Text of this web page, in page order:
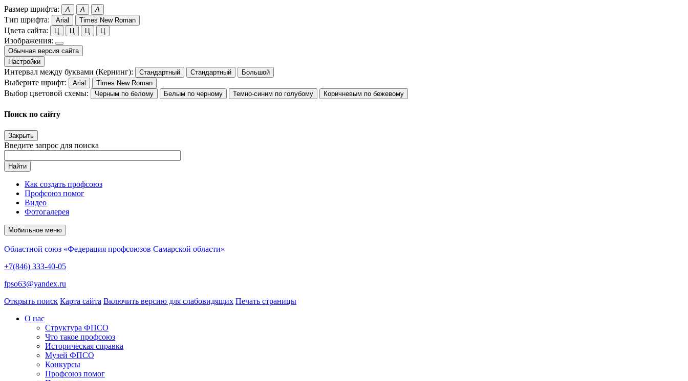
Размер шрифта: A A A
Тип шрифта: Arial Times New Roman
Цвета сайта: Ц Ц Ц Ц
Изображения:
Обычная версия сайта
Настройки
Интервал между буквами (Кернинг): Стандартный Стандартный Большой
Выберите шрифт: Arial Times New Roman
Выбор цветовой схемы: Черным по белому Белым по черному Темно-синим по голубому Коричневым по бежевому
Поиск по сайту
Закрыть
Введите запрос для поиска
Найти
Как создать профсоюз
Профсоюз помог
Видео
Фотогалерея
Мобильное меню
Областной союз «Федерация профсоюзов Самарской области»
+7(846) 333-40-05
fpso63@yandex.ru
Открыть поиск Карта сайта Включить версию для слабовидящих Печать страницы
О нас
Структура ФПСО
Что такое профсоюз
Историческая справка
Музей ФПСО
Конкурсы
Профсоюз помог